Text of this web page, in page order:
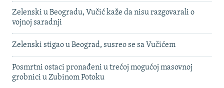
Zelenski u Beogradu, Vučić kaže da nisu razgovarali o
vojnoj saradnji
Zelenski stigao u Beograd, susreo se sa Vučićem
Posmrtni ostaci pronađeni u trećoj mogućoj masovnoj
grobnici u Zubinom Potoku